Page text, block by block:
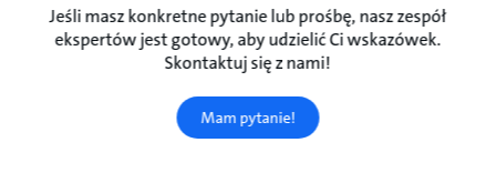
Jeśli masz konkretne pytanie lub prośbę, nasz zespół
ekspertów jest gotowy, aby udzielić Ci wskazówek.
Skontaktuj się z nami!
Mam pytanie!